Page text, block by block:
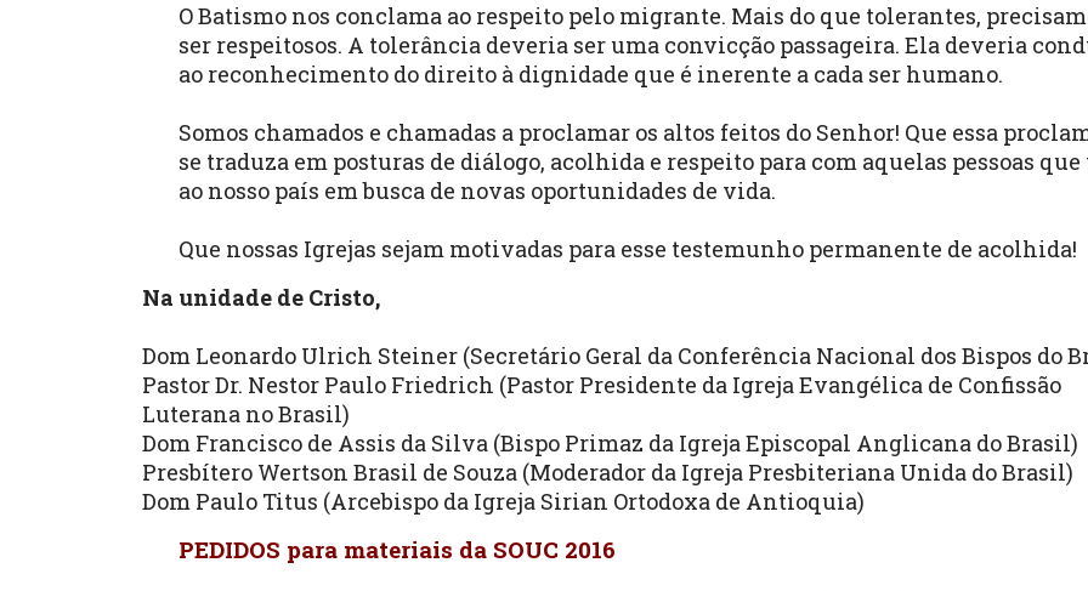
O Batismo nos conclama ao respeito pelo migrante. Mais do que tolerantes,
ser respeitosos. A tolerância deveria ser uma convicção passageira. Ela deveria
ao reconhecimento do direito à dignidade que é inerente a cada ser humano.
Somos chamados e chamadas a proclamar os altos feitos do Senhor! Que essa
se traduza em posturas de diálogo, acolhida e respeito para com aquelas pessoas
ao nosso país em busca de novas oportunidades de vida.
Que nossas Igrejas sejam motivadas para esse testemunho permanente de acolhida!
Na unidade de Cristo,
Dom Leonardo Ulrich Steiner (Secretário Geral da Conferência Nacional dos Bispos do
Pastor Dr. Nestor Paulo Friedrich (Pastor Presidente da Igreja Evangélica de Confissão
Luterana no Brasil)
Dom Francisco de Assis da Silva (Bispo Primaz da Igreja Episcopal Anglicana do Brasil)
Presbítero Wertson Brasil de Souza (Moderador da Igreja Presbiteriana Unida do Brasil)
Dom Paulo Titus (Arcebispo da Igreja Sirian Ortodoxa de Antioquia)
PEDIDOS para materiais da SOUC 2016